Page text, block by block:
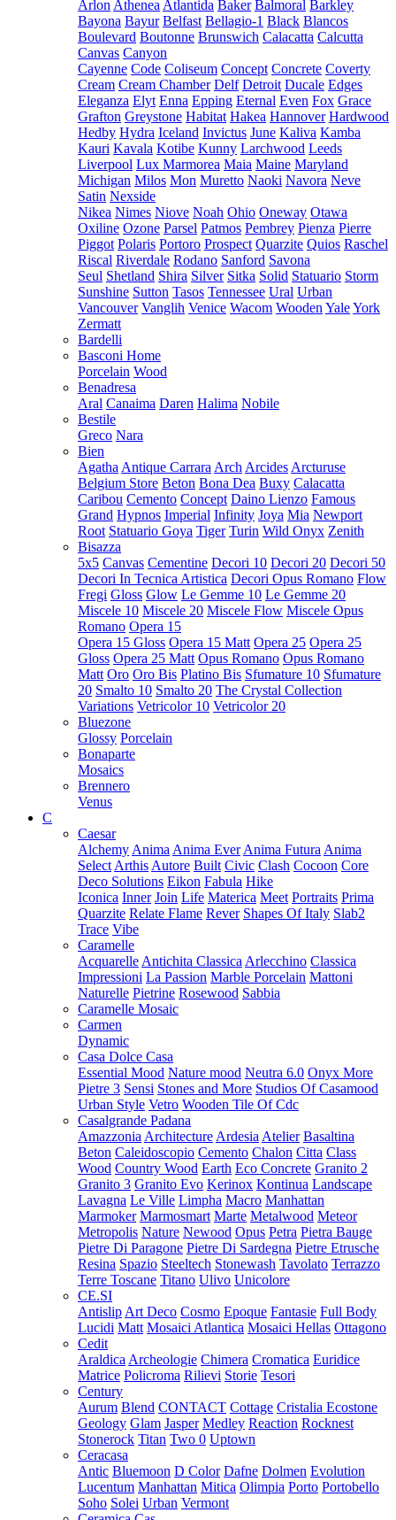
Arlon Athenea Atlantida Baker Balmoral Barkley
Bayona Bayur Belfast Bellagio-1 Black Blancos
Boulevard Boutonne Brunswich Calacatta Calcutta
Canvas Canyon
Cayenne Code Coliseum Concept Concrete Coverty
Cream Cream Chamber Delf Detroit Ducale Edges
Eleganza Elyt Enna Epping Eternal Even Fox Grace
Grafton Greystone Habitat Hakea Hannover Hardwood
Hedby Hydra Iceland Invictus June Kaliva Kamba
Kauri Kavala Kotibe Kunny Larchwood Leeds
Liverpool Lux Marmorea Maia Maine Maryland
Michigan Milos Mon Muretto Naoki Navora Neve
Satin Nexside
Nikea Nimes Niove Noah Ohio Oneway Otawa
Oxiline Ozone Parsel Patmos Pembrey Pienza Pierre
Piggot Polaris Portoro Prospect Quarzite Quios Raschel
Riscal Riverdale Rodano Sanford Savona
Seul Shetland Shira Silver Sitka Solid Statuario Storm
Sunshine Sutton Tasos Tennessee Ural Urban
Vancouver Vanglih Venice Wacom Wooden YaleYork
Zermatt
Bardelli
Basconi Home
Porcelain Wood
Benadresa
Aral Canaima Daren Halima Nobile
Bestile
Greco Nara
Bien
Agatha Antique Carrara Arch Arcides Arcturuse
Belgium Store Beton Bona Dea Buxy Calacatta
Caribou Cemento Concept Daino Lienzo Famous
Grand Hypnos Imperial Infinity Joya Mia Newport
Root Statuario Goya Tiger Turin Wild Onyx Zenith
Bisazza
5x5 Canvas Cementine Decori 10 Decori 20 Decori 50
Decori In Tecnica Artistica Decori Opus Romano Flow
Fregi Gloss Glow Le Gemme 10 Le Gemme 20
Miscele 10 Miscele 20 Miscele Flow Miscele Opus
Romano Opera 15
Opera 15 Gloss Opera 15 Matt Opera 25 Opera 25
Gloss Opera 25 Matt Opus Romano Opus Romano
Matt Oro Oro Bis Platino Bis Sfumature 10 Sfumature
20 Smalto 10 Smalto 20 The Crystal Collection
Variations Vetricolor 10 Vetricolor 20
Bluezone
Glossy Porcelain
Bonaparte
Mosaics
Brennero
Venus
C
Caesar
Alchemy Anima Anima Ever Anima Futura Anima
Select Arthis Autore Built Civic Clash Cocoon Core
Deco Solutions Eikon Fabula Hike
Iconica Inner Join Life Materica Meet Portraits Prima
Quarzite Relate Flame Rever Shapes Of Italy Slab2
Trace Vibe
Caramelle
Acquarelle Antichita Classica Arlecchino Classica
Impressioni La Passion Marble Porcelain Mattoni
Naturelle Pietrine Rosewood Sabbia
Caramelle Mosaic
Carmen
Dynamic
Casa Dolce Casa
Essential Mood Nature mood Neutra 6.0 Onyx More
Pietre 3 Sensi Stones and More Studios Of Casamood
Urban Style Vetro Wooden Tile Of Cdc
Casalgrande Padana
Amazzonia Architecture Ardesia Atelier Basaltina
Beton Caleidoscopio Cemento Chalon Citta Class
Wood Country Wood Earth Eco Concrete Granito 2
Granito 3 Granito Evo Kerinox Kontinua Landscape
Lavagna Le Ville Limpha Macro Manhattan
Marmoker Marmosmart Marte Metalwood Meteor
Metropolis Nature Newood Opus Petra Pietra Bauge
Pietre Di Paragone Pietre Di Sardegna Pietre Etrusche
Resina Spazio Steeltech Stonewash Tavolato Terrazzo
Terre Toscane Titano Ulivo Unicolore
CE.SI
Antislip Art Deco Cosmo Epoque Fantasie Full Body
Lucidi Matt Mosaici Atlantica Mosaici Hellas Ottagono
Cedit
Araldica Archeologie Chimera Cromatica Euridice
Matrice Policroma Rilievi Storie Tesori
Century
Aurum Blend CONTACT Cottage Cristalia Ecostone
Geology Glam Jasper Medley Reaction Rocknest
Stonerock Titan Two 0 Uptown
Ceracasa
Antic Bluemoon D Color Dafne Dolmen Evolution
Lucentum Manhattan Mitica Olimpia Porto Portobello
Soho Solei Urban Vermont